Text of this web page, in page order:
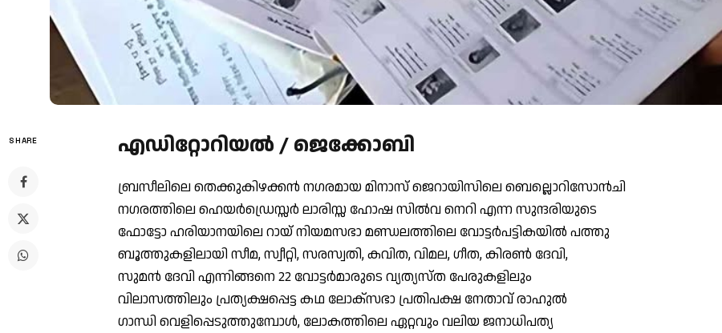
SHARE എഡിറ്റോറിയൽ / ജെക്കോബി
ബ്രസീലിലെ തെക്കുകിഴക്കന്‍ നഗരമായ മിനാസ് ജെറായിസിലെ ബെല്ലൊറിസോന്‍ചി
നഗരത്തിലെ ഹെയര്‍ഡ്രെസ്സര്‍ ലാരിസ്സ ഹോഷ സില്‍വ നെറി എന്ന സുന്ദരിയുടെ
ഫോട്ടോ ഹരിയാനയിലെ റായ് നിയമസഭാ മണ്ഡലത്തിലെ വോട്ടര്‍പട്ടികയില്‍ പത്തു
ബൂത്തുകളിലായി സീമ, സ്വീറ്റി, സരസ്വതി, കവിത, വിമല, ഗീത, കിരണ്‍ ദേവി,
സുമന്‍ ദേവി എന്നിങ്ങനെ 22 വോട്ടര്‍മാരുടെ വ്യത്യസ്ത പേരുകളിലും
വിലാസത്തിലും പ്രത്യക്ഷപ്പെട്ട കഥ ലോക്സഭാ പ്രതിപക്ഷ നേതാവ് രാഹുല്‍
ഗാന്ധി വെളിപ്പെടുത്തുമ്പോള്‍, ലോകത്തിലെ ഏറ്റവും വലിയ ജനാധിപത്യ